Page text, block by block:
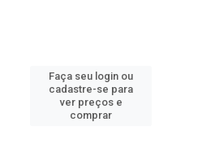
Faça seu login ou
cadastre-se para
ver preços e
comprar